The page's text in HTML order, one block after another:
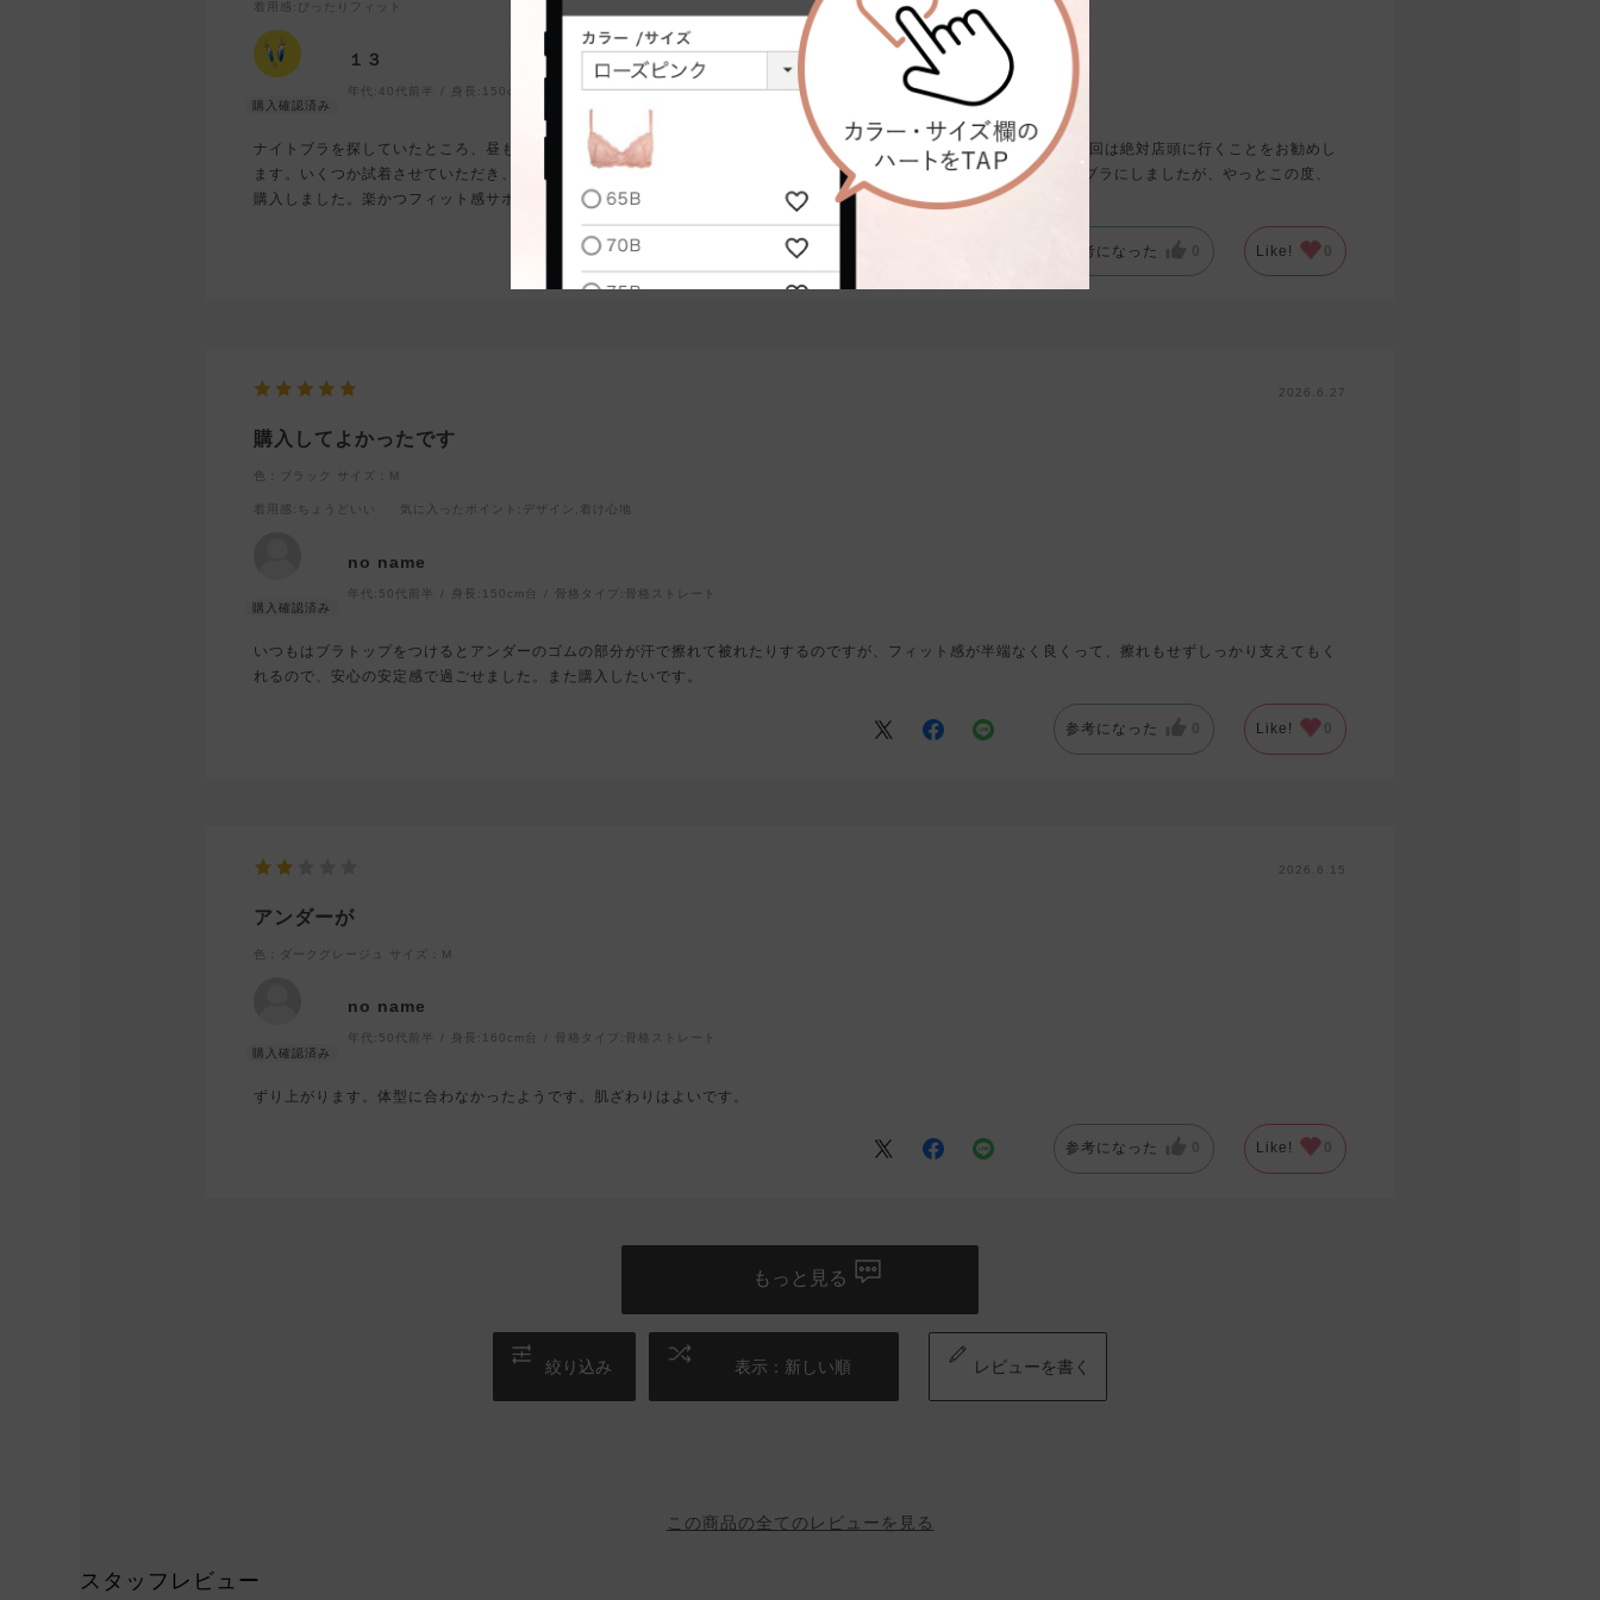
着用感 :ぴったりフィット
１３
年代: 40代前半 身長: 150cm台 骨格タイプ:骨格ナチュラル
ナイトブラを探していたところ、昼も夜もつけられるブラに出会いました。胸の形により合う形合わない形があるので初回は絶対店頭に行くことをお勧めし
ます。いくつか試着させていただき、これが1番よかった。そのときは値段の関係で、このタイプの普通のノンワイヤーブラにしましたが、やっとこの度、
購入しました。楽かつフィット感サポート感があり気に入っています。しっかり谷間もできます◎
参考になった 0 Like! 0
2026.6.27
購入してよかったです
色：ブラック サイズ：M
着用感 :ちょうどいい 気に入ったポイント :デザイン,着け心地
no name
年代: 50代前半 身長: 150cm台 骨格タイプ: 骨格ストレート
いつもはブラトップをつけるとアンダーのゴムの部分が汗で擦れて被れたりするのですが、フィット感が半端なく良くって、擦れもせずしっかり支えてもく
れるので、安心の安定感で過ごせました。また購入したいです。
参考になった Like!
2026.6.15
アンダーが
色：ダークグレージュ サイズ：M
no name
年代: 50代前半 身長: 160cm台 骨格タイプ: 骨格ストレート
ずり上がります。体型に合わなかったようです。肌ざわりはよいです。
参考になった Like!
もっと見る
絞り込み 表示：新しい順 レビューを書く
この商品の全てのレビューを見る
スタッフレビュー